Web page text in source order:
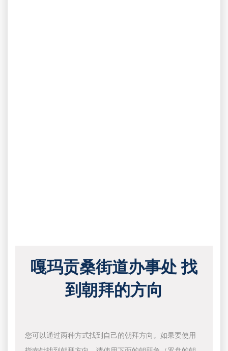
嘎玛贡桑街道办事处 找
到朝拜的方向
您可以通过两种方式找到自己的朝拜方向。如果要使用